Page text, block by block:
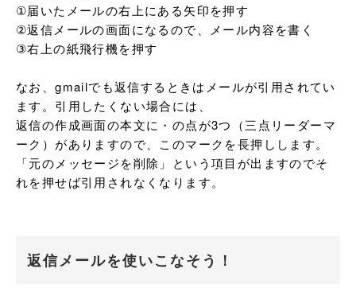
①届いたメールの右上にある矢印を押す
②返信メールの画面になるので、メール内容を書く
③右上の紙飛行機を押す
なお、gmailでも返信するときはメールが引用されてい
ます。引用したくない場合には、
返信の作成画面の本文に・の点が3つ（三点リーダーマ
ーク）がありますので、このマークを長押しします。
「元のメッセージを削除」という項目が出ますのでそ
れを押せば引用されなくなります。
返信メールを使いこなそう！